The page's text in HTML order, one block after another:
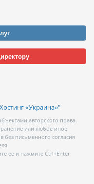
«Украина»"
авторского права.
или любое иное
письменного согласия
ее и нажмите Ctrl+Enter